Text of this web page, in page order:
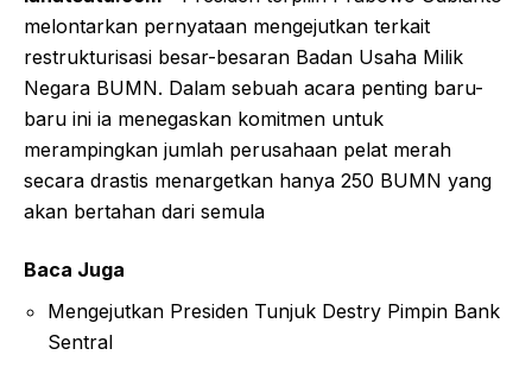
melontarkan pernyataan mengejutkan terkait
restrukturisasi besar-besaran Badan Usaha Milik
Negara BUMN. Dalam sebuah acara penting baru-
baru ini ia menegaskan komitmen untuk
merampingkan jumlah perusahaan pelat merah
secara drastis menargetkan hanya 250 BUMN yang
akan bertahan dari semula
Baca Juga
Mengejutkan Presiden Tunjuk Destry Pimpin Bank
Sentral